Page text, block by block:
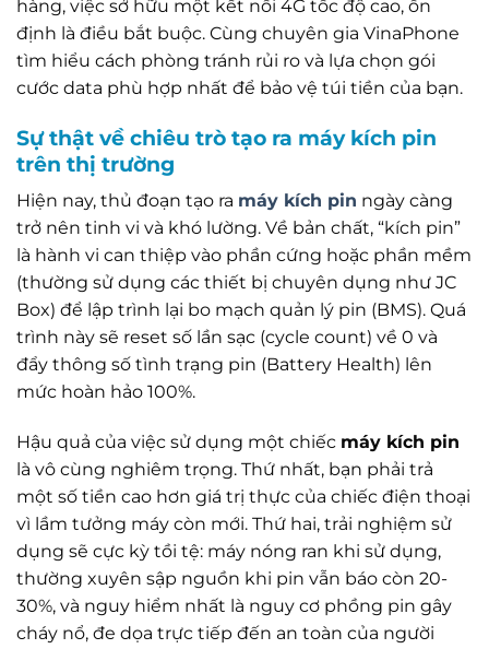
hàng, việc sở hữu một kết nối 4G tốc độ cao, ổn
định là điều bắt buộc. Cùng chuyên gia VinaPhone
tìm hiểu cách phòng tránh rủi ro và lựa chọn gói
cước data phù hợp nhất để bảo vệ túi tiền của bạn.
Sự thật về chiêu trò tạo ra máy kích pin
trên thị trường
Hiện nay, thủ đoạn tạo ra máy kích pin ngày càng
trở nên tinh vi và khó lường. Về bản chất, “kích pin”
là hành vi can thiệp vào phần cứng hoặc phần mềm
(thường sử dụng các thiết bị chuyên dụng như JC
Box) để lập trình lại bo mạch quản lý pin (BMS). Quá
trình này sẽ reset số lần sạc (cycle count) về 0 và
đẩy thông số tình trạng pin (Battery Health) lên
mức hoàn hảo 100%.
Hậu quả của việc sử dụng một chiếc máy kích pin
là vô cùng nghiêm trọng. Thứ nhất, bạn phải trả
một số tiền cao hơn giá trị thực của chiếc điện thoại
vì lầm tưởng máy còn mới. Thứ hai, trải nghiệm sử
dụng sẽ cực kỳ tồi tệ: máy nóng ran khi sử dụng,
thường xuyên sập nguồn khi pin vẫn báo còn 20-
30%, và nguy hiểm nhất là nguy cơ phồng pin gây
cháy nổ, đe dọa trực tiếp đến an toàn của người